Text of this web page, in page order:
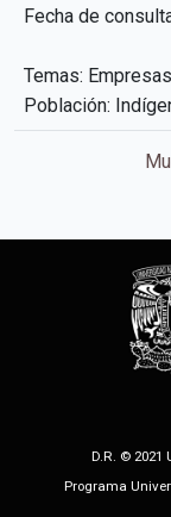
Fecha de
Temas:
Población:
D.R. © 2021
Programa